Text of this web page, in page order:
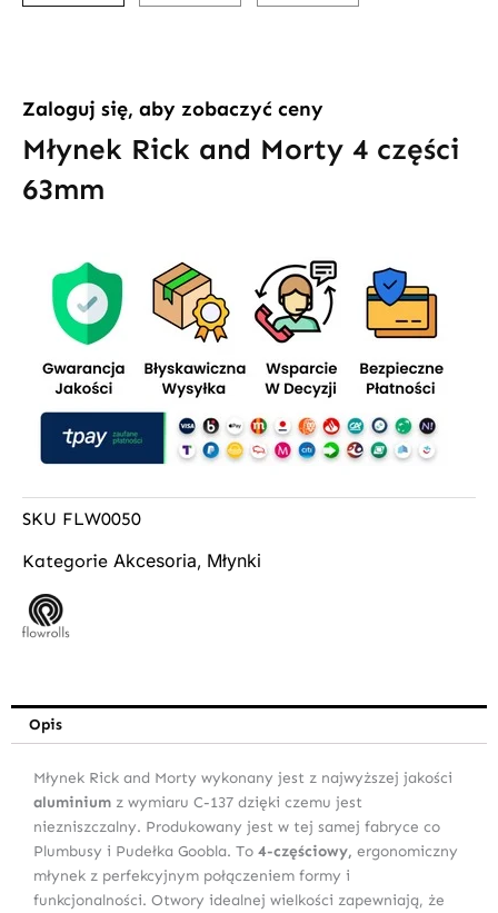
Zaloguj się, aby zobaczyć ceny
Młynek Rick and Morty 4 części
63mm
SKU FLW0050
Kategorie Akcesoria, Młynki
Opis
Młynek Rick and Morty wykonany jest z najwyższej jakości
aluminium z wymiaru C-137 dzięki czemu jest
niezniszczalny. Produkowany jest w tej samej fabryce co
Plumbusy i Pudełka Goobla. To 4-częściowy, ergonomiczny
młynek z perfekcyjnym połączeniem formy i
funkcjonalności. Otwory idealnej wielkości zapewniają, że